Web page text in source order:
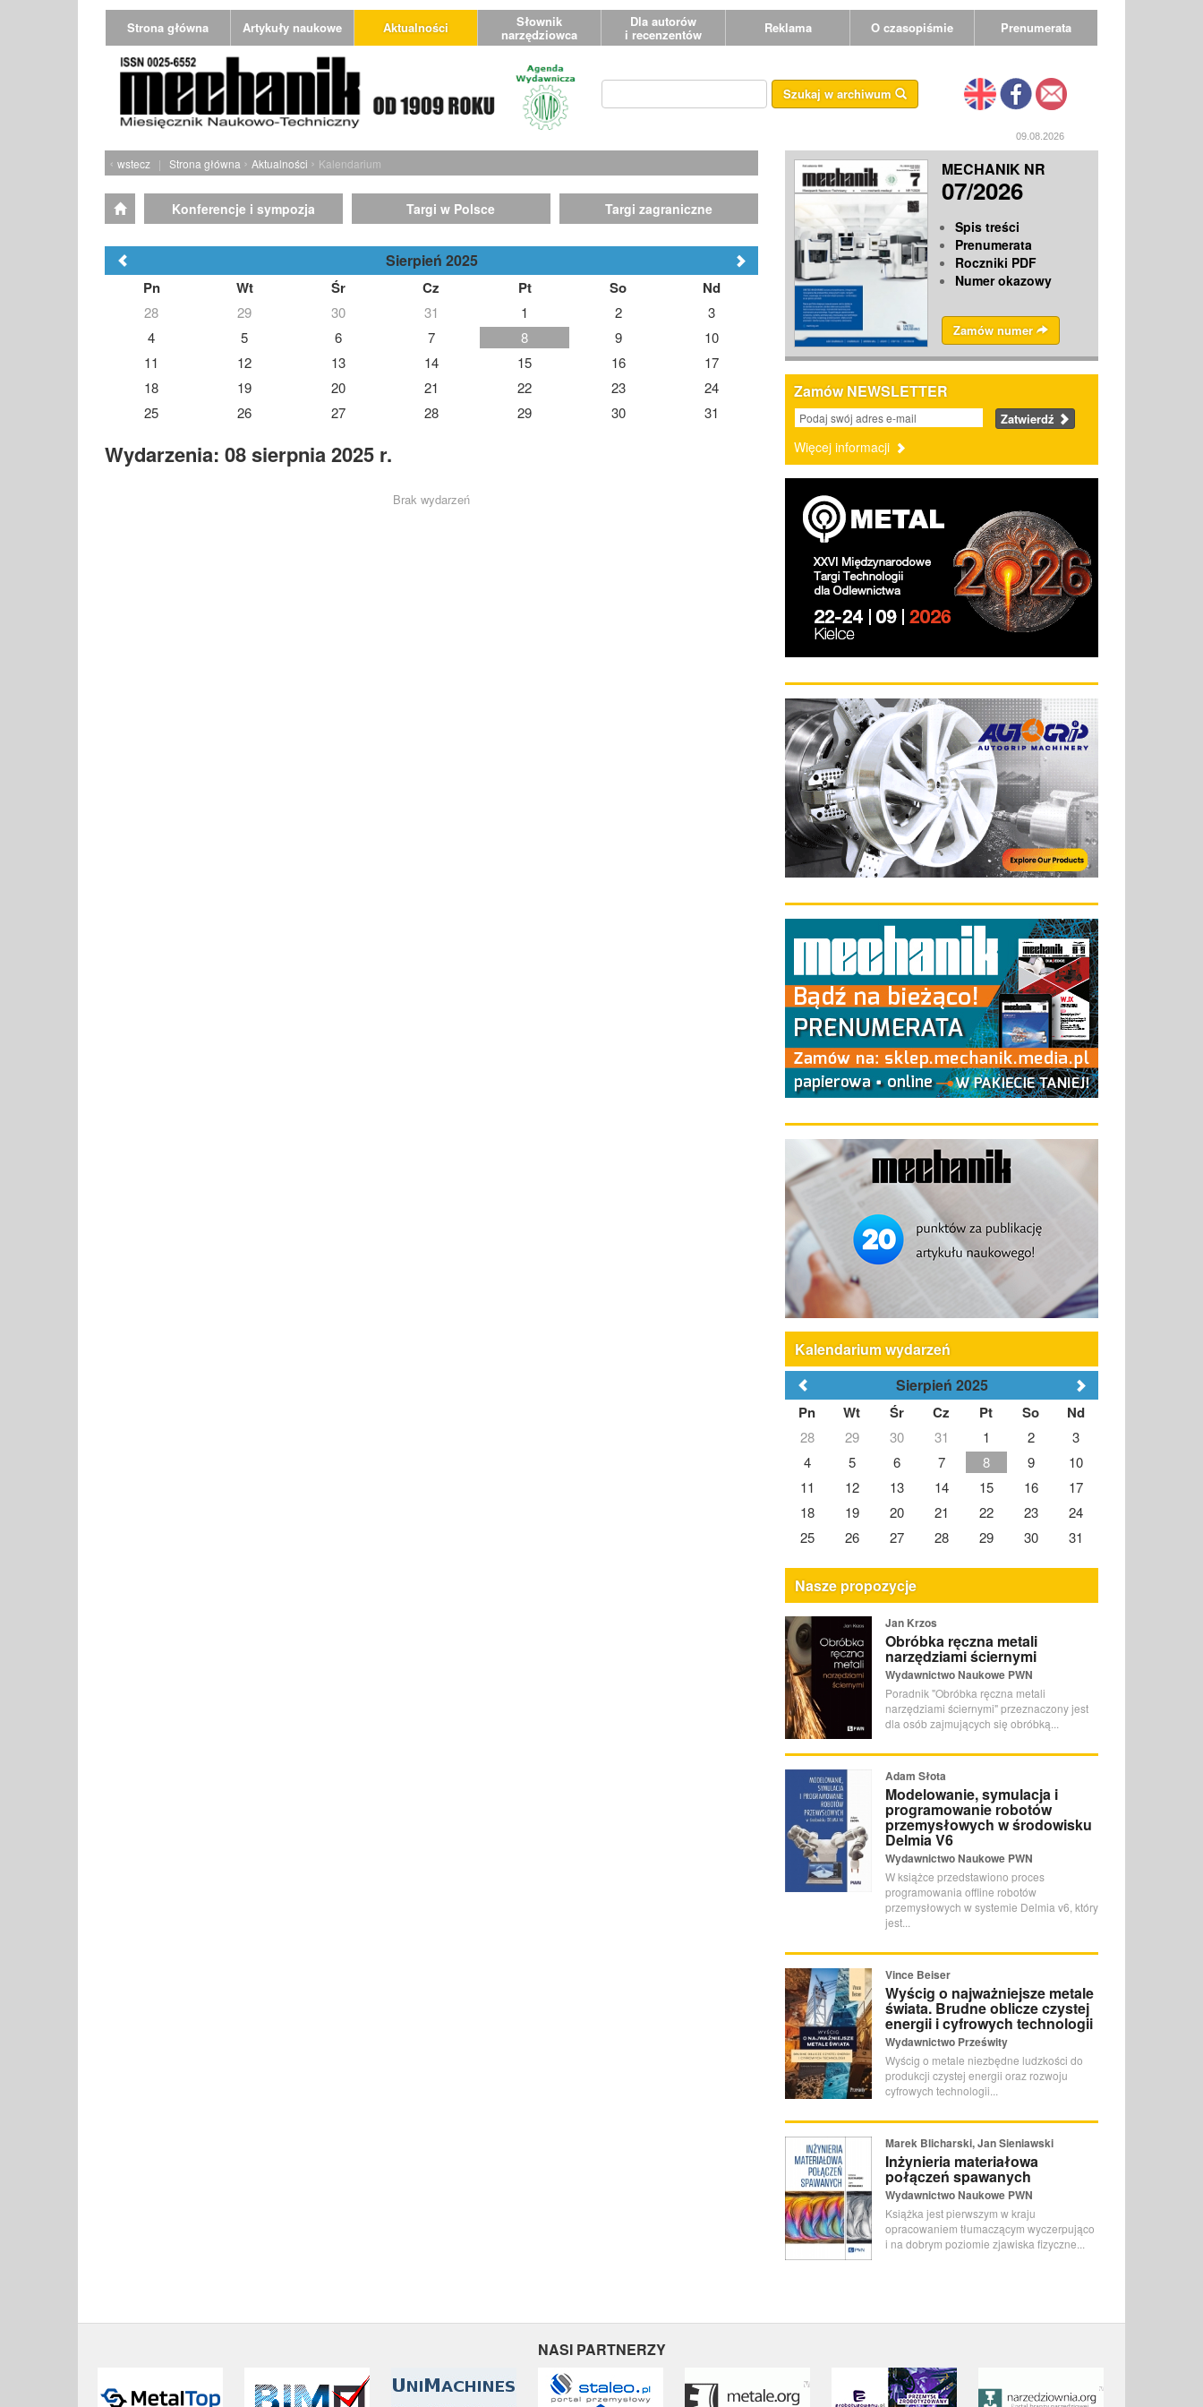
Strona główna Artykuły naukowe Aktualności Słownik
narzędziowca
Dla autorów
i recenzentów Reklama O czasopiśmie Prenumerata
Szukaj w archiwum
09.08.2026
‹ wstecz | Strona główna › Aktualności › Kalendarium
Konferencje i sympozja Targi w Polsce Targi zagraniczne
Sierpień 2025
Pn Wt Śr Cz Pt So Nd
28 29 30 31 1 2
3
4
5 6 7 8 9
10
11
12 13 14 15 16
17
18
19 20 21 22 23
24
25
26 27 28 29 30 31
Wydarzenia: 08 sierpnia 2025 r.
Brak wydarzeń
MECHANIK NR
07/2026
Spis treści
Prenumerata
Roczniki PDF
Numer okazowy
Zamów numer
Zamów NEWSLETTER
Zatwierdź
Więcej informacji
Kalendarium wydarzeń
Sierpień 2025
Pn Wt Śr Cz Pt So Nd
28 29 30 31 1 2
3
4
5 6 7 8 9
10
11
12 13 14 15 16
17
18
19 20 21 22 23
24
25
26 27 28 29 30 31
Nasze propozycje
Jan Krzos
Obróbka ręczna metali
narzędziami ściernymi
Wydawnictwo Naukowe PWN
Poradnik "Obróbka ręczna metali
narzędziami ściernymi" przeznaczony jest
dla osób zajmujących się obróbką...
Adam Słota
Modelowanie, symulacja i
programowanie robotów
przemysłowych w środowisku
Delmia V6
Wydawnictwo Naukowe PWN
W książce przedstawiono proces
programowania offline robotów
przemysłowych w systemie Delmia v6, który
jest...
Vince Beiser
Wyścig o najważniejsze metale
świata. Brudne oblicze czystej
energii i cyfrowych technologii
Wydawnictwo Prześwity
Wyścig o metale niezbędne ludzkości do
produkcji czystej energii oraz rozwoju
cyfrowych technologii...
Marek Blicharski, Jan Sieniawski
Inżynieria materiałowa
połączeń spawanych
Wydawnictwo Naukowe PWN
Książka jest pierwszym w kraju
opracowaniem tłumaczącym wyczerpująco
i na dobrym poziomie zjawiska fizyczne...
NASI PARTNERZY